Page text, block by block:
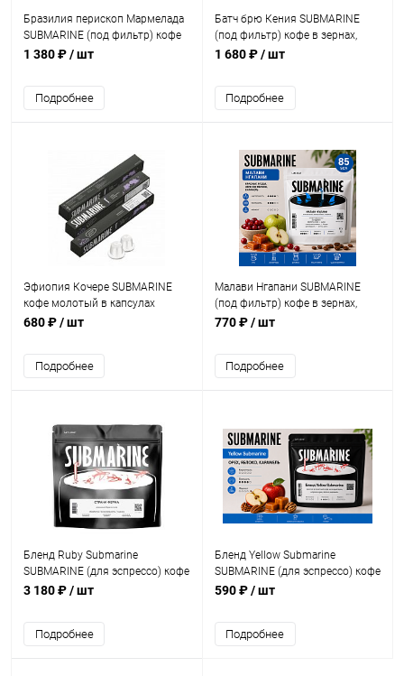
Бразилия перископ Мармелада
SUBMARINE (под фильтр) кофе
в зернах, упак. 500 г.
1 380 ₽/ шт
Подробнее
Батч брю Кения SUBMARINE
(под фильтр) кофе в зернах,
упак. 500 г.
1 680 ₽/ шт
Подробнее
Эфиопия Кочере SUBMARINE
кофе молотый в капсулах
Nespresso, упак. 10 шт.
680 ₽/ шт
Подробнее
Малави Нгапани SUBMARINE
(под фильтр) кофе в зернах,
упак. 200 г.
770 ₽/ шт
Подробнее
Бленд Ruby Submarine
SUBMARINE (для эспрессо) кофе
в зернах, упак. 1 кг.
3 180 ₽/ шт
Подробнее
Бленд Yellow Submarine
SUBMARINE (для эспрессо) кофе
в зернах, упак. 200 г.
590 ₽/ шт
Подробнее